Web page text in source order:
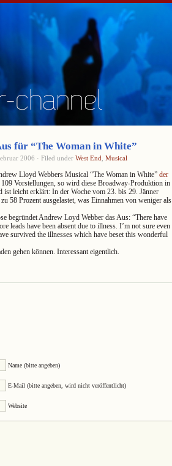
für “The Woman in White”
2006 · Filed under West End Musical
Lloyd Webbers Musical “The Woman in White” der
Vorstellungen, so wird diese Broadway-Produktion in
ist leicht erklärt: In der Woche vom 23. bis 29. Jänner
58 Prozent ausgelastet, was Einnahmen von weniger als
begründet Andrew Loyd Webber das Aus: “There have
leads have been absent due to illness. I’m not sure even
survived the illnesses which have beset this wonderful
gehen können. Interessant eigentlich.
Name (bitte angeben)
E-Mail (bitte angeben, wird nicht veröffentlicht)
Website